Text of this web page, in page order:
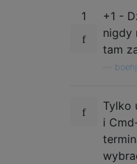
1
+1 -
nigdy
tam
boehj
Tylko
i